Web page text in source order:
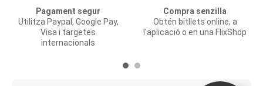
Pagament segur
Utilitza Paypal, Google Pay,
Visa i targetes
internacionals
Compra senzilla
Obtén bitllets online, a
l'aplicació o en una FlixShop